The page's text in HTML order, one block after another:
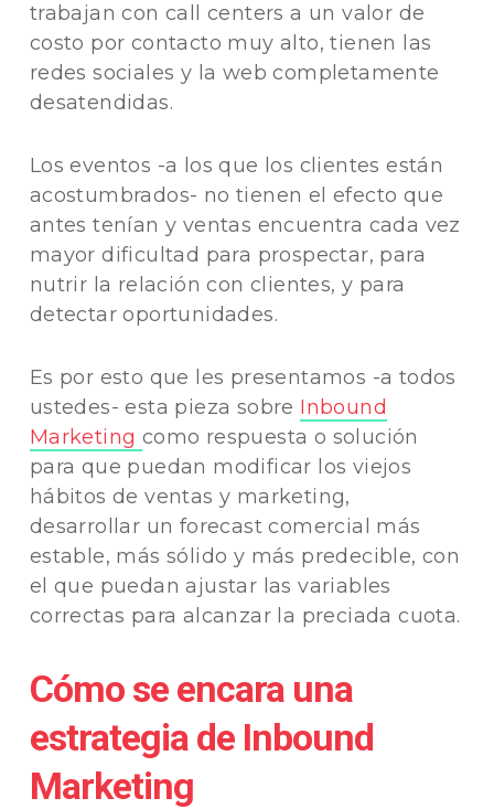
trabajan con call centers a un valor de
costo por contacto muy alto, tienen las
redes sociales y la web completamente
desatendidas.
Los eventos -a los que los clientes están
acostumbrados- no tienen el efecto que
antes tenían y ventas encuentra cada vez
mayor dificultad para prospectar, para
nutrir la relación con clientes, y para
detectar oportunidades.
Es por esto que les presentamos -a todos
ustedes- esta pieza sobre Inbound
Marketing como respuesta o solución
para que puedan modificar los viejos
hábitos de ventas y marketing,
desarrollar un forecast comercial más
estable, más sólido y más predecible, con
el que puedan ajustar las variables
correctas para alcanzar la preciada cuota.
Cómo se encara una
estrategia de Inbound
Marketing